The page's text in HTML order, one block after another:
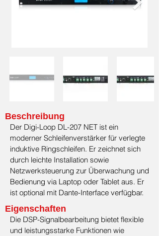
Beschreibung
Der Digi-Loop DL-207 NET ist ein
moderner Schleifenverstärker für verlegte
induktive Ringschleifen. Er zeichnet sich
durch leichte Installation sowie
Netzwerksteuerung zur Überwachung und
Bedienung via Laptop oder Tablet aus. Er
ist optional mit Dante-Interface verfügbar.
Eigenschaften
Die DSP-Signalbearbeitung bietet flexible
und leistungsstarke Funktionen wie